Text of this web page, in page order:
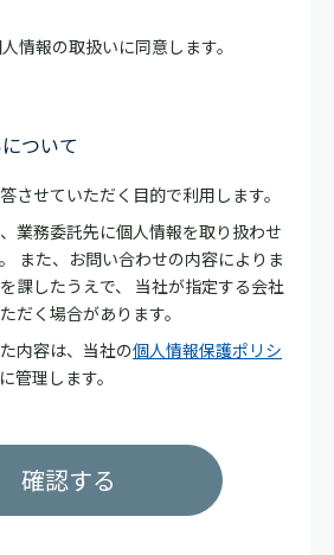
情報の取扱いに同意します。
ついて
させていただく目的で利用します。
業務委託先に個人情報を取り扱わせ
また、お問い合わせの内容によりま
課したうえで、 当社が指定する会社
だく場合があります。
内容は、当社の個人情報保護ポリシ
管理します。